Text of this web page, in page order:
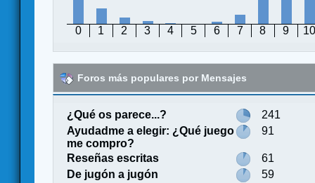
0 1 2 3 4 5 6 7 8 9 10
Foros más populares por Mensajes
¿Qué os parece...?
241
Ayudadme a elegir: ¿Qué juego
me compro?
91
Reseñas escritas
61
De jugón a jugón
59